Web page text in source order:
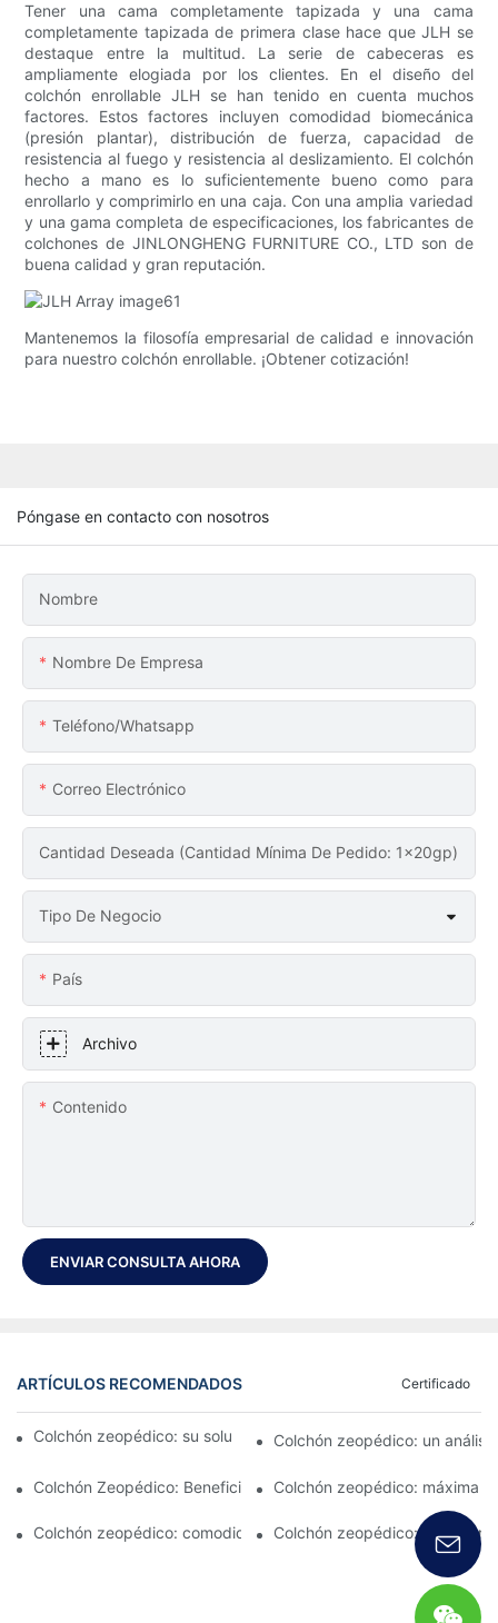
Tener una cama completamente tapizada y una cama
completamente tapizada de primera clase hace que JLH se
destaque entre la multitud. La serie de cabeceras es
ampliamente elogiada por los clientes. En el diseño del
colchón enrollable JLH se han tenido en cuenta muchos
factores. Estos factores incluyen comodidad biomecánica
(presión plantar), distribución de fuerza, capacidad de
resistencia al fuego y resistencia al deslizamiento. El colchón
hecho a mano es lo suficientemente bueno como para
enrollarlo y comprimirlo en una caja. Con una amplia variedad
y una gama completa de especificaciones, los fabricantes de
colchones de JINLONGHENG FURNITURE CO., LTD son de
buena calidad y gran reputación.
Mantenemos la filosofía empresarial de calidad e innovación
para nuestro colchón enrollable. ¡Obtener cotización!
Póngase en contacto con nosotros
Nombre
Nombre De Empresa
Teléfono/whatsapp
Correo Electrónico
Cantidad Deseada (Cantidad Mínima De Pedido: 1x20gp)
Tipo De Negocio
País
Archivo
Contenido
ENVIAR CONSULTA AHORA
ARTÍCULOS RECOMENDADOS Certificado
Colchón zeopédico: su solución definitiva para el confort
Colchón zeopédico: un
Colchón Zeopédico: Beneficios y Características
Colchón zeopédico: máxima
Colchón zeopédico: comodidad en la que puede confiar
Colchón zeopédico: